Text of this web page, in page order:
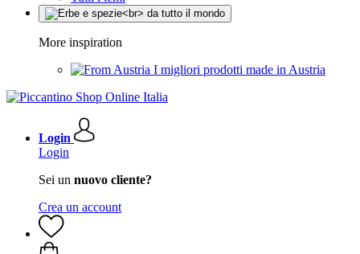
More inspiration
I migliori prodotti made in Austria
Login
Login
Sei un nuovo cliente?
Crea un account